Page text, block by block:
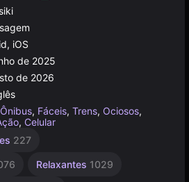
iOS
de 2025
de 2026
Ônibus, Fáceis, Trens, Ociosos,
, Celular
227
Relaxantes 1029